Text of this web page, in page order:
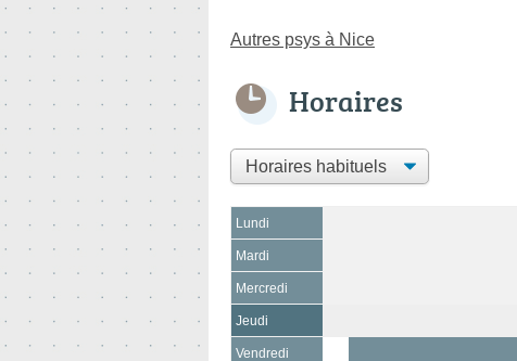
Autres psys à Nice
Horaires
Lundi
Mardi
Mercredi
Jeudi
Vendredi